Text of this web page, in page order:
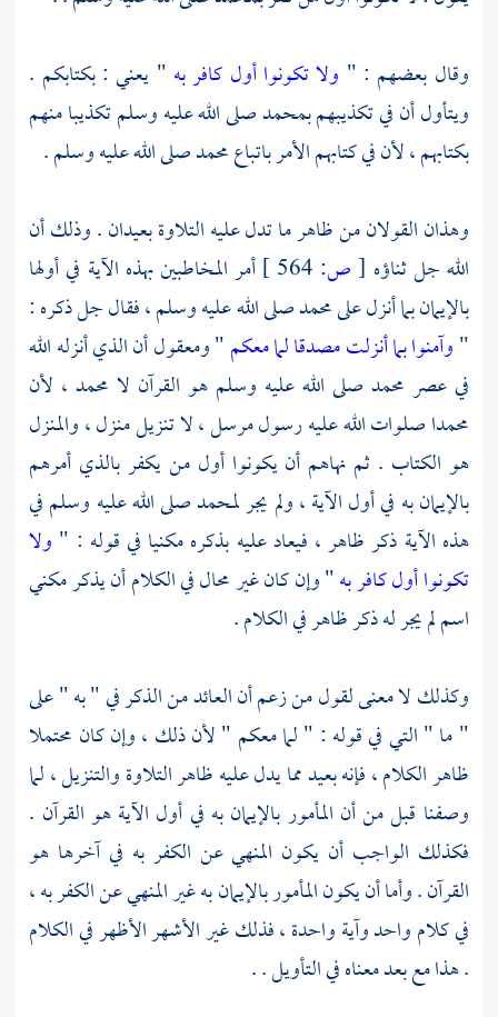
وقال بعضهم : " ولا تكونوا أول كافر به " يعني : بكتابكم .
ويتأول أن في تكذيبهمبمحمدصلى الله عليه وسلم تكذيبا منهم
بكتابهم ، لأن في كتابهم الأمر باتباعمحمدصلى الله عليه وسلم .
وهذان القولان من ظاهر ما تدل عليه التلاوة بعيدان . وذلك أن
الله جل ثناؤه [ص:
أمر المخاطبين بهذه الآية في أولها
بالإيمان بما أنزل علىمحمدصلى الله عليه وسلم ، فقال جل ذكره :
"وآمنوا بما أنزلت مصدقا لما معكم" ومعقول أن الذي أنزله الله
في عصر محمد صلى الله عليه وسلم هو القرآن لا محمد ، لأن
محمدا صلوات الله عليه رسول مرسل ، لا تنزيل منزل ، والمنزل
هو الكتاب . ثم نهاهم أن يكونوا أول من يكفر بالذي أمرهم
بالإيمان به في أول الآية ، ولم يجرلمحمدصلى الله عليه وسلم في
هذه الآية ذكر ظاهر ، فيعاد عليه بذكره مكنيا في قوله : " ولا
تكونوا أول كافر به" وإن كان غير محال في الكلام أن يذكر مكني
اسم لم يجر له ذكر ظاهر في الكلام .
وكذلك لا معنى لقول من زعم أن العائد من الذكر في " به " على
" ما " التي في قوله : " لما معكم " لأن ذلك ، وإن كان محتملا
ظاهر الكلام ، فإنه بعيد مما يدل عليه ظاهر التلاوة والتنزيل ، لما
وصفنا قبل من أن المأمور بالإيمان به في أول الآية هو القرآن .
فكذلك الواجب أن يكون المنهي عن الكفر به في آخرها هو
القرآن . وأما أن يكون المأمور بالإيمان به غير المنهي عن الكفر به ،
في كلام واحد وآية واحدة ، فذلك غير الأشهر الأظهر في الكلام
. هذا مع بعد معناه في التأويل . .